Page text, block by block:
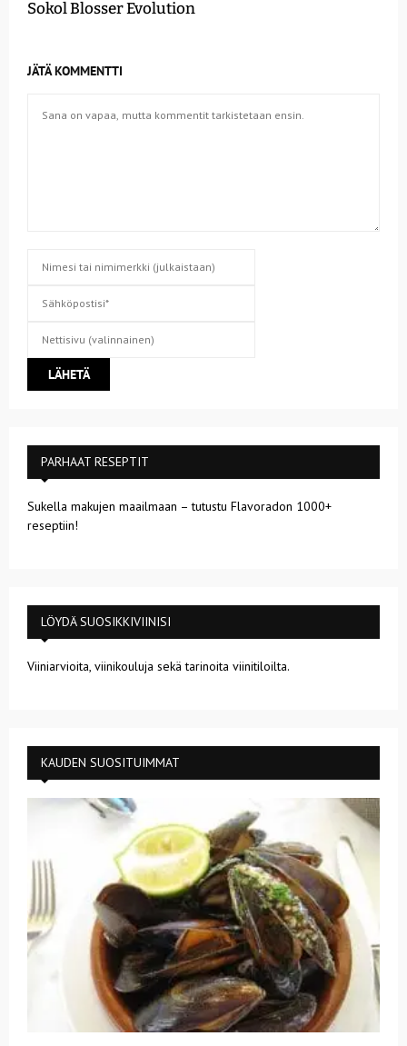
Sokol Blosser Evolution
JÄTÄ KOMMENTTI
PARHAAT RESEPTIT
Sukella makujen maailmaan – tutustu Flavoradon 1000+
reseptiin!
LÖYDÄ SUOSIKKIVIINISI
Viiniarvioita, viinikouluja sekä tarinoita viinitiloilta.
KAUDEN SUOSITUIMMAT